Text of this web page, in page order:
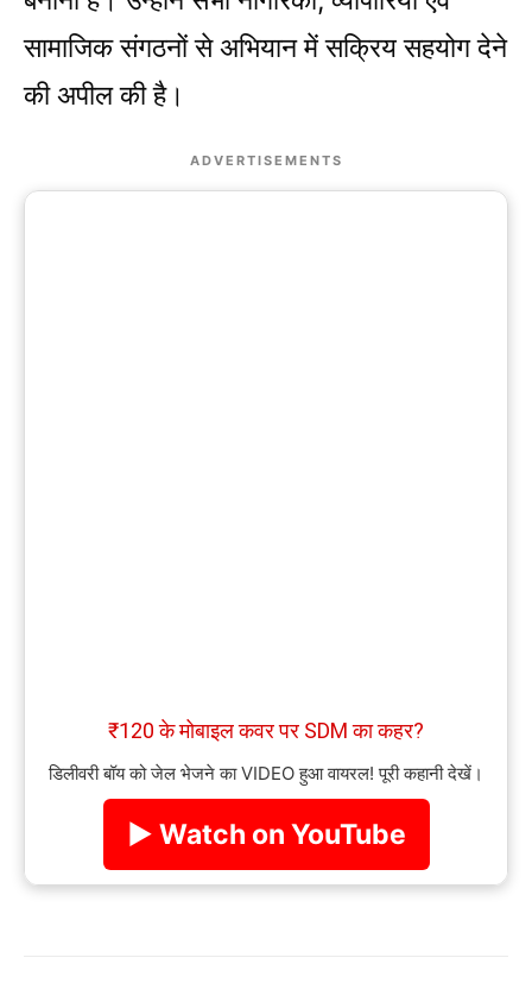
सामाजिक संगठनों से अभियान में सक्रिय सहयोग देने
की अपील की है।
ADVERTISEMENTS
₹120 के मोबाइल कवर पर SDM का कहर?
डिलीवरी बॉय को जेल भेजने का VIDEO हुआ वायरल! पूरी कहानी देखें।
▶ Watch on YouTube